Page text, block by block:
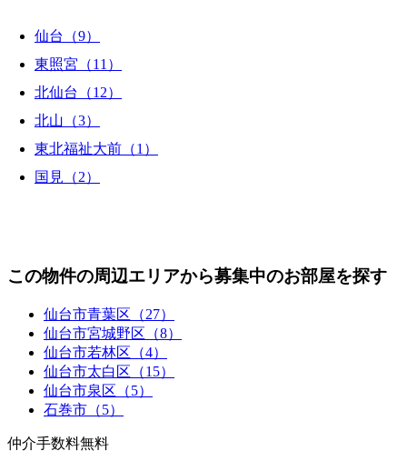
仙台（9）
東照宮（11）
北仙台（12）
北山（3）
東北福祉大前（1）
国見（2）
この物件の周辺エリアから募集中のお部屋を探す
仙台市青葉区（27）
仙台市宮城野区（8）
仙台市若林区（4）
仙台市太白区（15）
仙台市泉区（5）
石巻市（5）
仲介手数料無料